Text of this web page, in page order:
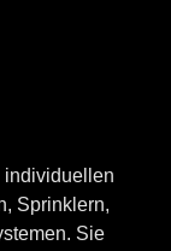
individuellen
Sprinklern,
Sie